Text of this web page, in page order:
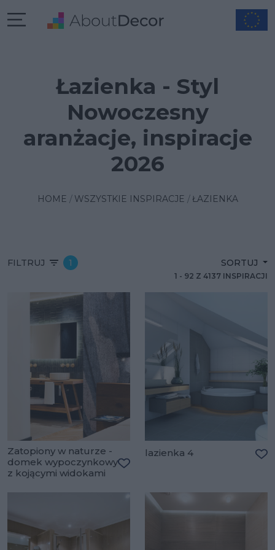
Łazienka - Styl
Nowoczesny
aranżacje, inspiracje
2026
HOME WSZYSTKIE INSPIRACJE ŁAZIENKA
FILTRUJ 1 SORTUJ
1 - 92 Z 4137 INSPIRACJI
Zatopiony w naturze -
domek wypoczynkowy
z kojącymi widokami
lazienka 4